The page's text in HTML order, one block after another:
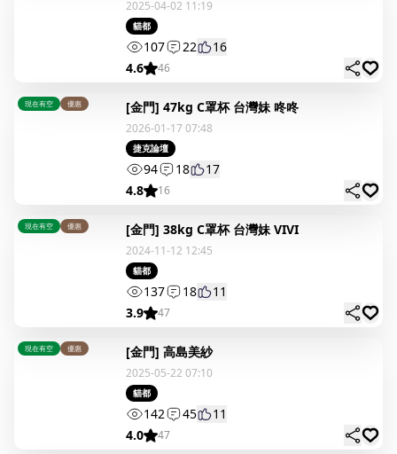
2025-04-02 11:19
貓都
107 22
16
4.6
46
現在有空 優惠 [金門] 47kg C罩杯 台灣妹 咚咚
2026-01-17 07:48
捷克論壇
94 18
17
4.8
16
現在有空 優惠 [金門] 38kg C罩杯 台灣妹 VIVI
2024-11-12 12:45
貓都
137 18
11
3.9
47
現在有空 優惠 [金門] 高島美紗
2025-05-22 07:10
貓都
142 45
11
4.0
47